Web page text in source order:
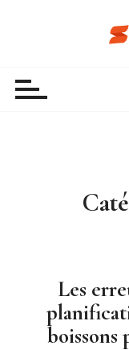
Les
boissons